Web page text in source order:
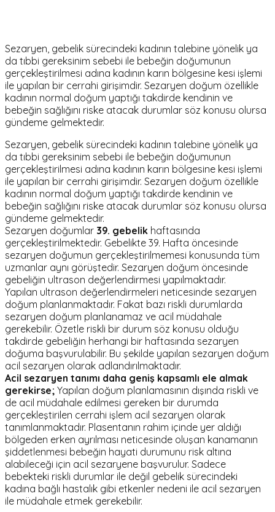
Sezaryen, gebelik sürecindeki kadının talebine yönelik ya
da tıbbi gereksinim sebebi ile bebeğin doğumunun
gerçekleştirilmesi adına kadının karın bölgesine kesi işlemi
ile yapılan bir cerrahi girişimdir. Sezaryen doğum özellikle
kadının normal doğum yaptığı takdirde kendinin ve
bebeğin sağlığını riske atacak durumlar söz konusu olursa
gündeme gelmektedir.
Sezaryen, gebelik sürecindeki kadının talebine yönelik ya
da tıbbi gereksinim sebebi ile bebeğin doğumunun
gerçekleştirilmesi adına kadının karın bölgesine kesi işlemi
ile yapılan bir cerrahi girişimdir. Sezaryen doğum özellikle
kadının normal doğum yaptığı takdirde kendinin ve
bebeğin sağlığını riske atacak durumlar söz konusu olursa
gündeme gelmektedir.
Sezaryen doğumlar 39. gebelik haftasında
gerçekleştirilmektedir. Gebelikte 39. Hafta öncesinde
sezaryen doğumun gerçekleştirilmemesi konusunda tüm
uzmanlar aynı görüştedir. Sezaryen doğum öncesinde
gebeliğin ultrason değerlendirmesi yapılmaktadır.
Yapılan ultrason değerlendirmeleri neticesinde sezaryen
doğum planlanmaktadır. Fakat bazı riskli durumlarda
sezaryen doğum planlanamaz ve acil müdahale
gerekebilir. Özetle riskli bir durum söz konusu olduğu
takdirde gebeliğin herhangi bir haftasında sezaryen
doğuma başvurulabilir. Bu şekilde yapılan sezaryen doğum
acil sezaryen olarak adlandırılmaktadır.
Acil sezaryen tanımı daha geniş kapsamlı ele almak
gerekirse; Yapılan doğum planlamasının dışında riskli ve
de acil müdahale edilmesi gereken bir durumda
gerçekleştirilen cerrahi işlem acil sezaryen olarak
tanımlanmaktadır. Plasentanın rahim içinde yer aldığı
bölgeden erken ayrılması neticesinde oluşan kanamanın
şiddetlenmesi bebeğin hayati durumunu risk altına
alabileceği için acil sezaryene başvurulur. Sadece
bebekteki riskli durumlar ile değil gebelik sürecindeki
kadına bağlı hastalık gibi etkenler nedeni ile acil sezaryen
ile müdahale etmek gerekebilir.